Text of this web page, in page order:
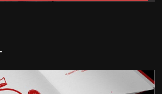
publicitarios combinando